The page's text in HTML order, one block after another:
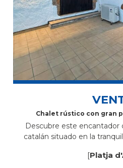
Chalet rústico con gran
Descubre este encantador
catalán situado en la
que se
[Platja